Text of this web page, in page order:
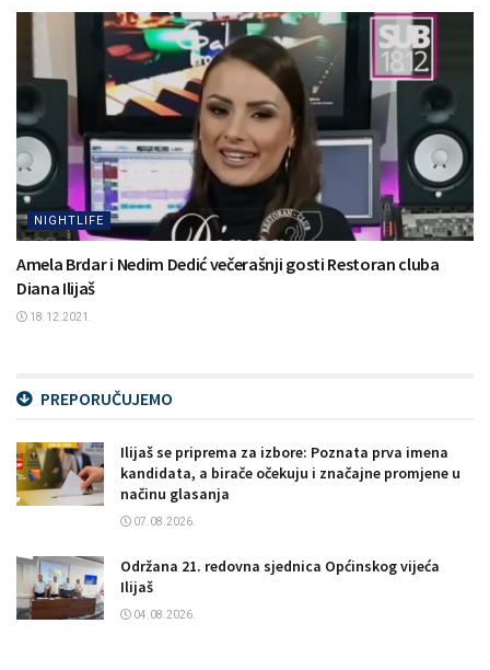
NIGHTLIFE
Amela Brdar i Nedim Dedić večerašnji gosti Restoran cluba
Diana Ilijaš
18.12.2021.
PREPORUČUJEMO
Ilijaš se priprema za izbore: Poznata prva imena
kandidata, a birače očekuju i značajne promjene u
načinu glasanja
07.08.2026.
Održana 21. redovna sjednica Općinskog vijeća
Ilijaš
04.08.2026.